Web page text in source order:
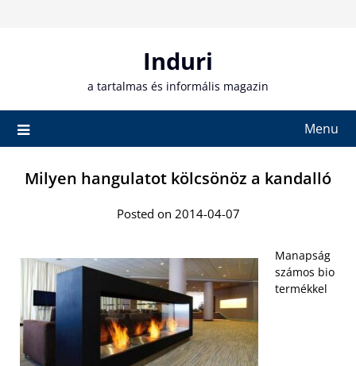
Induri
a tartalmas és informális magazin
Menu
Milyen hangulatot kölcsönöz a kandalló
Posted on 2014-04-07
Manapság
számos bio
termékkel